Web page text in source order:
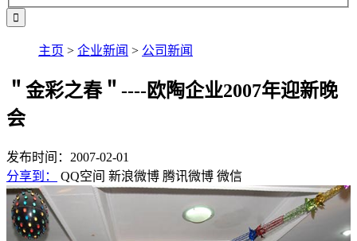
主页 > 企业新闻 > 公司新闻
＂金彩之春＂----欧陶企业2007年迎新晚
会
发布时间：2007-02-01
分享到：
QQ空间 新浪微博 腾讯微博 微信